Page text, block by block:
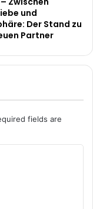
und
Der Stand zu
Partner
fields are